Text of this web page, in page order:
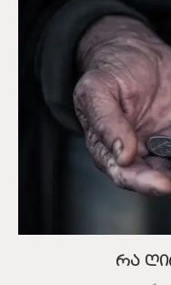
რა